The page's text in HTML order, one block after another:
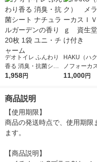
デオトイレ ふんわり
香る 消臭・抗菌シー
ト ナチュラルガーデ
1,958円
HAKU（ハ
ノフォーカ
5ｇ 資生堂
11,000円
商品説明
【使用期限】
商品の発送時点で、使用期限
ます。
【商品説明】